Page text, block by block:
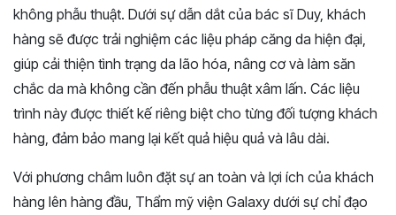
không phẫu thuật. Dưới sự dẫn dắt của bác sĩ Duy, khách
hàng sẽ được trải nghiệm các liệu pháp căng da hiện đại,
giúp cải thiện tình trạng da lão hóa, nâng cơ và làm săn
chắc da mà không cần đến phẫu thuật xâm lấn. Các liệu
trình này được thiết kế riêng biệt cho từng đối tượng khách
hàng, đảm bảo mang lại kết quả hiệu quả và lâu dài.
Với phương châm luôn đặt sự an toàn và lợi ích của khách
hàng lên hàng đầu, Thẩm mỹ viện Galaxy dưới sự chỉ đạo